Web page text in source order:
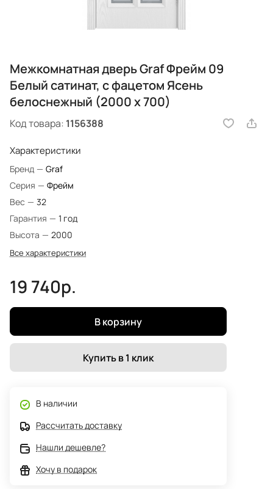
Межкомнатная дверь Graf Фрейм 09
Белый сатинат, с фацетом Ясень
белоснежный (2000 х 700)
Код товара: 1156388
Характеристики
Бренд — Graf
Серия — Фрейм
Вес — 32
Гарантия — 1 год
Высота — 2000
Все характеристики
19 740р.
В корзину
Купить в 1 клик
В наличии
Рассчитать доставку
Нашли дешевле?
Хочу в подарок